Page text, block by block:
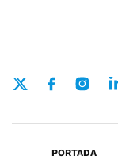
PORTADA